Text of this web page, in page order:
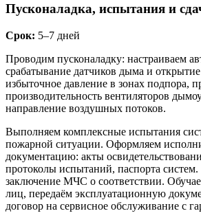
Пусконаладка, испытания и
Срок: 5–7 дней
Проводим пусконаладку: настраиваем
срабатывание датчиков дыма и
избыточное давление в зонах подпора,
производительность вентиляторов
направление воздушных потоков.
Выполняем комплексные испытания
пожарной ситуации. Оформляем
документацию: акты
протоколы испытаний, паспорта
заключение МЧС о соответствии.
лиц, передаём эксплуатационную
договор на сервисное обслуживание с